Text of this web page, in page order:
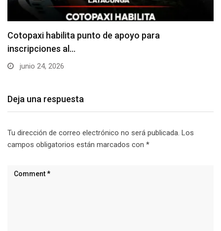
Cotopaxi habilita punto de apoyo para
inscripciones al…
junio 24, 2026
Deja una respuesta
Tu dirección de correo electrónico no será publicada. Los
campos obligatorios están marcados con *